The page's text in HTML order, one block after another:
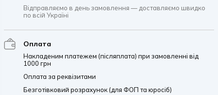
Відправляємо в день замовлення — доставляємо швидко
по всій Україні
Оплата
Накладеним платежем (післяплата) при замовленні від
1000 грн
Оплата за реквізитами
Безготівковий розрахунок (для ФОП та юросіб)